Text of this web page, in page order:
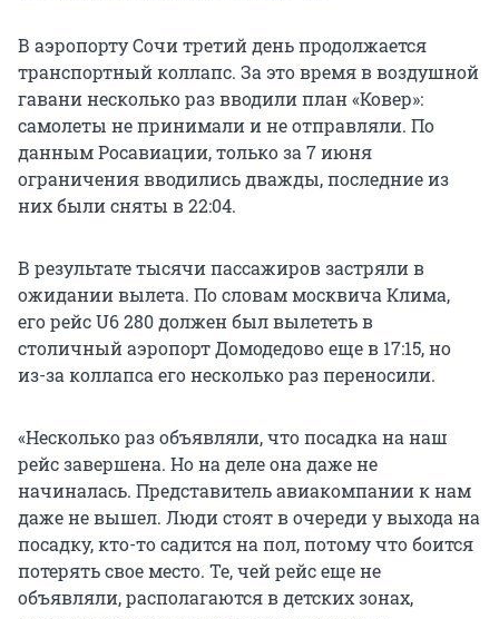
В аэропорту Сочи третий день продолжается
транспортный коллапс. За это время в воздушной
гавани несколько раз вводили план «Ковер»:
самолеты не принимали и не отправляли. По
данным Росавиации, только за 7 июня
ограничения вводились дважды, последние из
них были сняты в 22:04.
В результате тысячи пассажиров застряли в
ожидании вылета. По словам москвича Клима,
его рейс U6 280 должен был вылететь в
столичный аэропорт Домодедово еще в 17:15, но
из-за коллапса его несколько раз переносили.
«Несколько раз объявляли, что посадка на наш
рейс завершена. Но на деле она даже не
начиналась. Представитель авиакомпании к нам
даже не вышел. Люди стоят в очереди у выхода на
посадку, кто-то садится на пол, потому что боится
потерять свое место. Те, чей рейс еще не
объявляли, располагаются в детских зонах,